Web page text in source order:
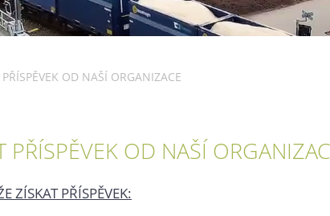
OD NAŠÍ ORGANIZACE
PŘÍSPĚVEK OD NAŠÍ
ZÍSKAT PŘÍSPĚVEK: